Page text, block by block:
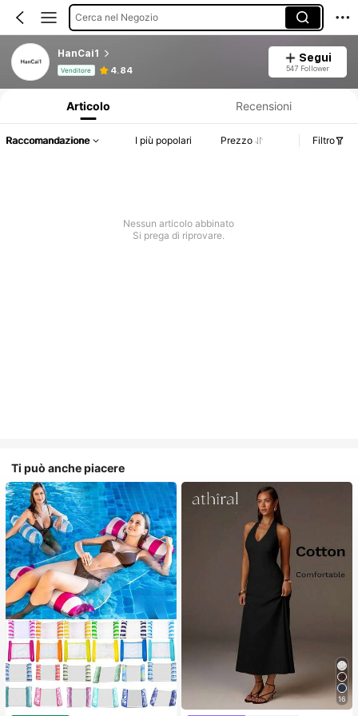
Cerca nel Negozio
HanCai1
Venditore 4.84
Segui
547 Follower
Articolo Recensioni
Raccomandazione I più popolari Prezzo Filtro
Nessun articolo abbinato
Si prega di riprovare.
Ti può anche piacere
16